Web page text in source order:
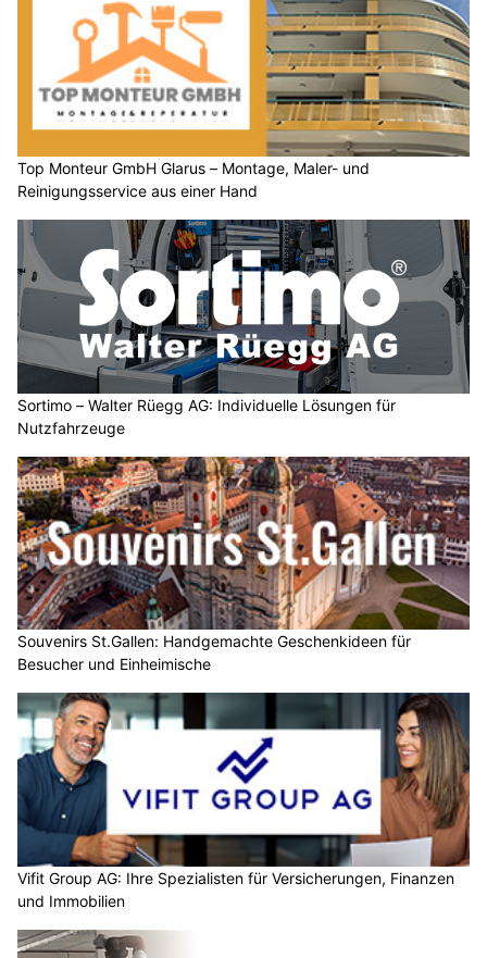
Top Monteur GmbH Glarus – Montage, Maler- und
Reinigungsservice aus einer Hand
Sortimo – Walter Rüegg AG: Individuelle Lösungen für
Nutzfahrzeuge
Souvenirs St.Gallen: Handgemachte Geschenkideen für
Besucher und Einheimische
Vifit Group AG: Ihre Spezialisten für Versicherungen, Finanzen
und Immobilien